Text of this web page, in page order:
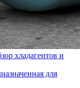
хладагентов и
для